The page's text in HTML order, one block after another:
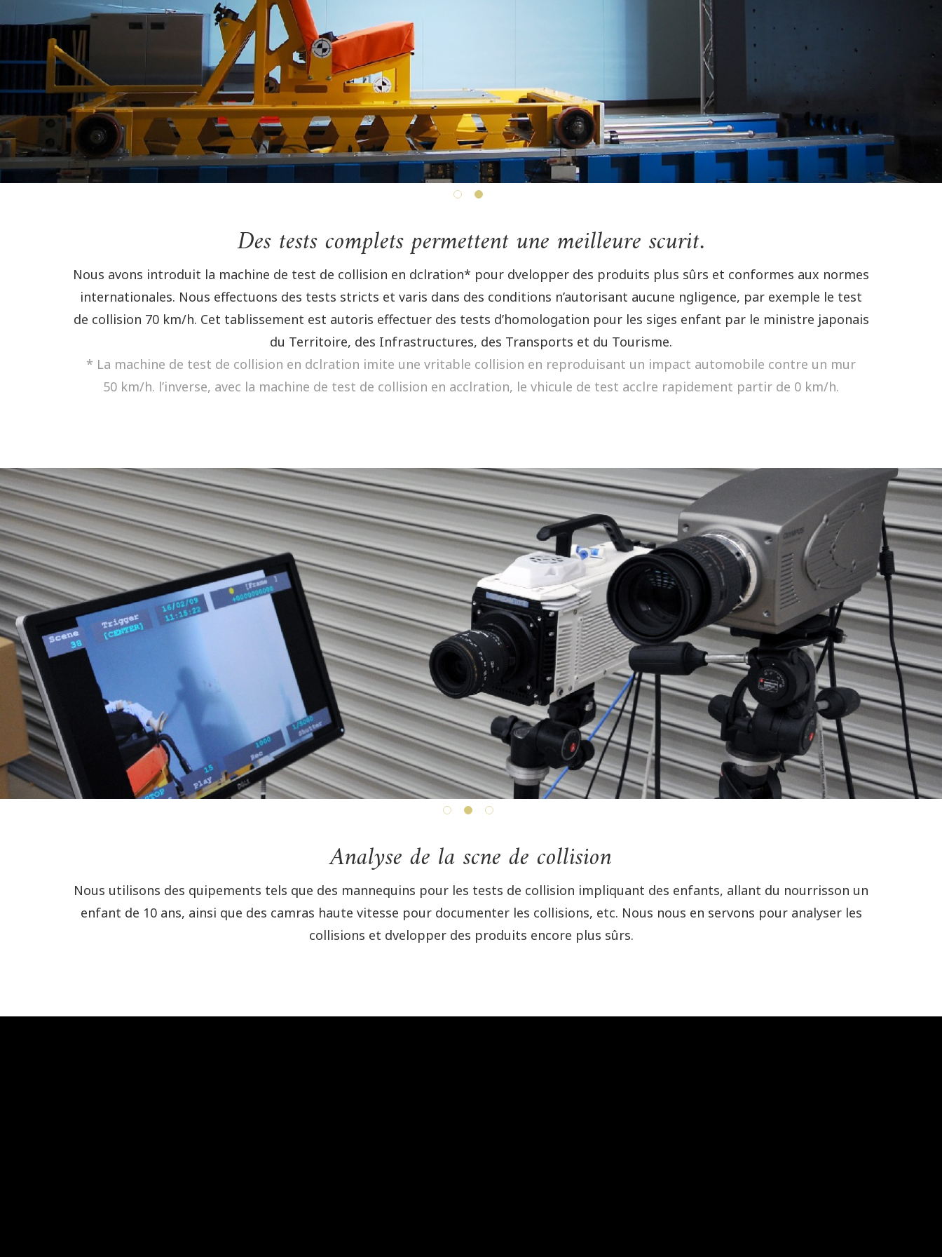
Des tests complets permettent une meilleure scurit.
Nous avons introduit la machine de test de collision en dclration* pour dvelopper des produits plus sûrs et conformes aux normes
internationales. Nous effectuons des tests stricts et varis dans des conditions n’autorisant aucune ngligence, par exemple le test
de collision 70 km/h. Cet tablissement est autoris effectuer des tests d’homologation pour les siges enfant par le ministre japonais
du Territoire, des Infrastructures, des Transports et du Tourisme.
* La machine de test de collision en dclration imite une vritable collision en reproduisant un impact automobile contre un mur
50 km/h. l’inverse, avec la machine de test de collision en acclration, le vhicule de test acclre rapidement partir de 0 km/h.
Analyse de la scne de collision
Nous utilisons des quipements tels que des mannequins pour les tests de collision impliquant des enfants, allant du nourrisson un
enfant de 10 ans, ainsi que des camras haute vitesse pour documenter les collisions, etc. Nous nous en servons pour analyser les
collisions et dvelopper des produits encore plus sûrs.